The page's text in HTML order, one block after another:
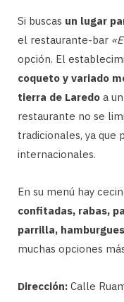
Si buscas un lugar
el restaurante-bar
opción. El
coqueto y variado
tierra de Laredo a
restaurante no se
tradicionales, ya
internacionales.
En su menú hay
confitadas, rabas,
parrilla,
muchas opciones
Dirección: Calle